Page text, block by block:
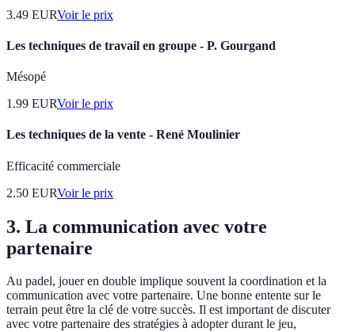
3.49 EURVoir le prix
Les techniques de travail en groupe - P. Gourgand
Mésopé
1.99 EURVoir le prix
Les techniques de la vente - René Moulinier
Efficacité commerciale
2.50 EURVoir le prix
3. La communication avec votre
partenaire
Au padel, jouer en double implique souvent la coordination et la
communication avec votre partenaire. Une bonne entente sur le
terrain peut être la clé de votre succès. Il est important de discuter
avec votre partenaire des stratégies à adopter durant le jeu,